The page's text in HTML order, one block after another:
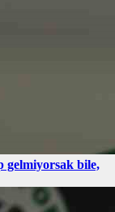
gelmiyorsak bile,